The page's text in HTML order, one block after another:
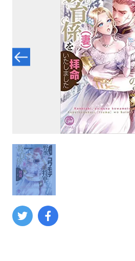
鉄道・バス
コミック・ラノベ
プロレス
コンピューター
ミリタリー
その他